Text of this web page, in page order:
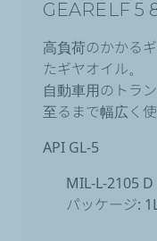
GEARELF 5
高負荷のかかる
たギヤオイル。
自動車用のトラ
至るまで幅広く使
API GL-5
MIL-L-2105 D
パッケージ: